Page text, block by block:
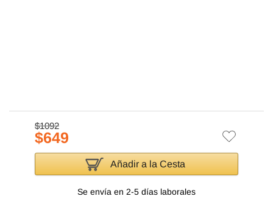
$1092
$649
Añadir a la Cesta
Se envía en 2-5 días laborales